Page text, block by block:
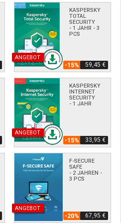
KASPERSKY
TOTAL
SECURITY
- 1 JAHR - 3
PCS
ANGEBOT
-15% 59,45 €
KASPERSKY
INTERNET
SECURITY
- 1 JAHR
ANGEBOT
-15% 33,95 €
F-SECURE
SAFE
- 2 JAHREN -
3 PCS
ANGEBOT
-20% 67,95 €